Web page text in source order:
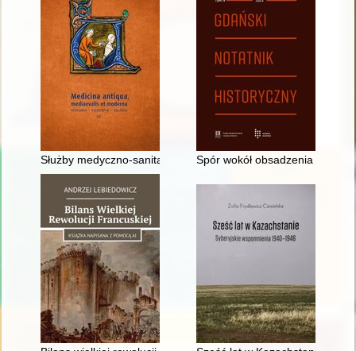
Służby medyczno-sanitarne w armiach Rzeczypospolitej w
Spór wokół obsadzenia